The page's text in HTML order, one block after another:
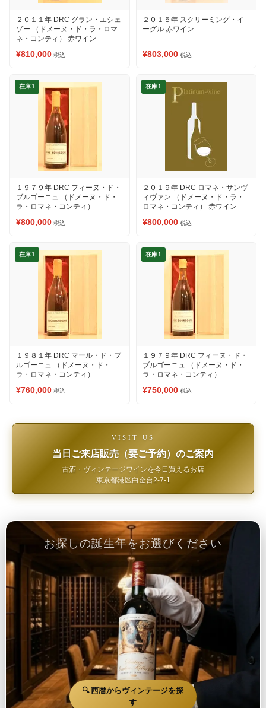
２０１１年 DRC グラン・エシェ
ゾー （ドメーヌ・ド・ラ・ロマ
ネ・コンティ） 赤ワイン
¥810,000 税込
２０１５年 スクリーミング・イ
ーグル 赤ワイン
¥803,000 税込
在庫1
１９７９年 DRC フィーヌ・ド・
ブルゴーニュ （ドメーヌ・ド・
ラ・ロマネ・コンティ）
¥800,000 税込
在庫1
２０１９年 DRC ロマネ・サンヴ
ィヴァン （ドメーヌ・ド・ラ・
ロマネ・コンティ） 赤ワイン
¥800,000 税込
在庫1
１９８１年 DRC マール・ド・ブ
ルゴーニュ （ドメーヌ・ド・
ラ・ロマネ・コンティ）
¥760,000 税込
在庫1
１９７９年 DRC フィーヌ・ド・
ブルゴーニュ （ドメーヌ・ド・
ラ・ロマネ・コンティ）
¥750,000 税込
VISIT US
当日ご来店販売（要ご予約）のご案内
古酒・ヴィンテージワインを今日買えるお店
東京都港区白金台2-7-1
お探しの誕生年をお選びください
🔍 西暦からヴィンテージを探
す